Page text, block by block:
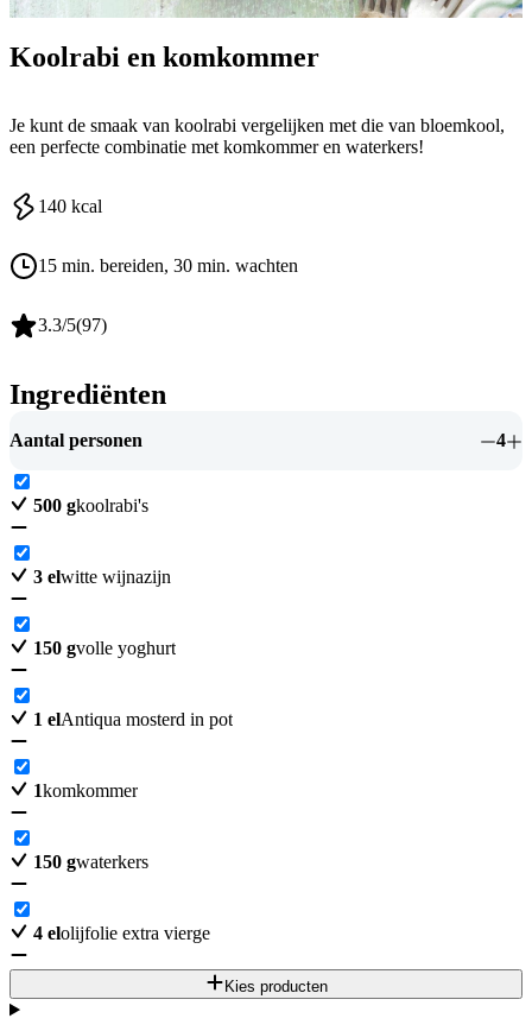
Koolrabi en komkommer
Je kunt de smaak van koolrabi vergelijken met die van bloemkool,
een perfecte combinatie met komkommer en waterkers!
140 kcal
15 min. bereiden, 30 min. wachten
3.3/5(97)
Ingrediënten
Aantal personen 4
500 gkoolrabi's
3 elwitte wijnazijn
150 gvolle yoghurt
1 elAntiqua mosterd in pot
1komkommer
150 gwaterkers
4 elolijfolie extra vierge
Kies producten